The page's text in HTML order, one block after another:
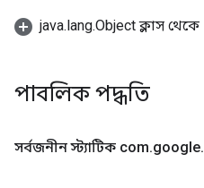
java.lang.Object ক্লাস থেকে
পাবলিক পদ্ধতি
সর্বজনীন স্ট্যাটিক com.google.